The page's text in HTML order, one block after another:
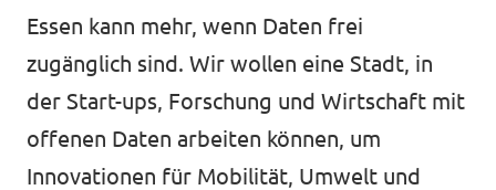
Essen kann mehr, wenn Daten frei
zugänglich sind. Wir wollen eine Stadt, in
der Start-ups, Forschung und Wirtschaft mit
offenen Daten arbeiten können, um
Innovationen für Mobilität, Umwelt und